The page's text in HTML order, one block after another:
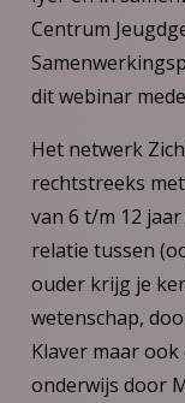
Centrum
dit webinar
Het netwerk
rechtstreeks
van 6 t/m 12
relatie tussen
ouder krijg je
wetenschap,
Klaver maar
onderwijs door